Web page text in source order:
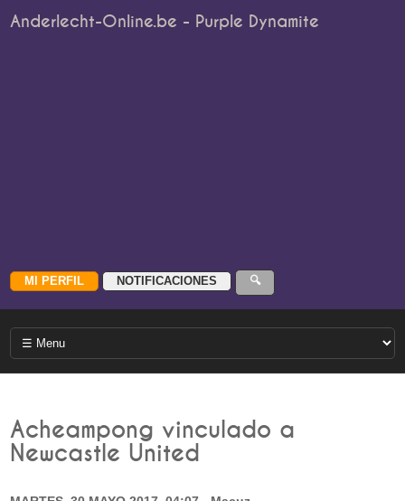
Anderlecht-Online.be - Purple Dynamite
Acheampong vinculado a
Newcastle United